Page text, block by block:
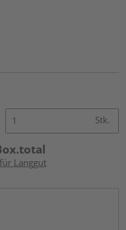
Stk.
Langgut